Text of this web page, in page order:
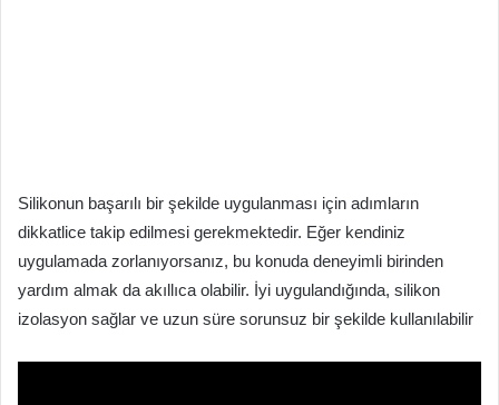
Silikonun başarılı bir şekilde uygulanması için adımların
dikkatlice takip edilmesi gerekmektedir. Eğer kendiniz
uygulamada zorlanıyorsanız, bu konuda deneyimli birinden
yardım almak da akıllıca olabilir. İyi uygulandığında, silikon
izolasyon sağlar ve uzun süre sorunsuz bir şekilde kullanılabilir